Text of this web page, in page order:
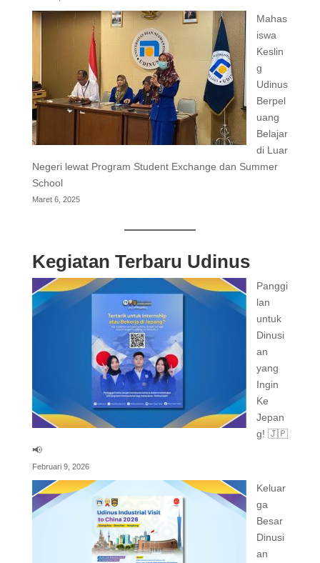
Mahas
iswa
Keslin
g
Udinus
Berpel
uang
Belajar
di Luar
Negeri lewat Program Student Exchange dan Summer
School
Maret 6, 2025
Kegiatan Terbaru Udinus
Panggi
lan
untuk
Dinusi
an
yang
Ingin
Ke
Jepan
g! 🇯🇵
📢
Februari 9, 2026
Keluar
ga
Besar
Dinusi
an